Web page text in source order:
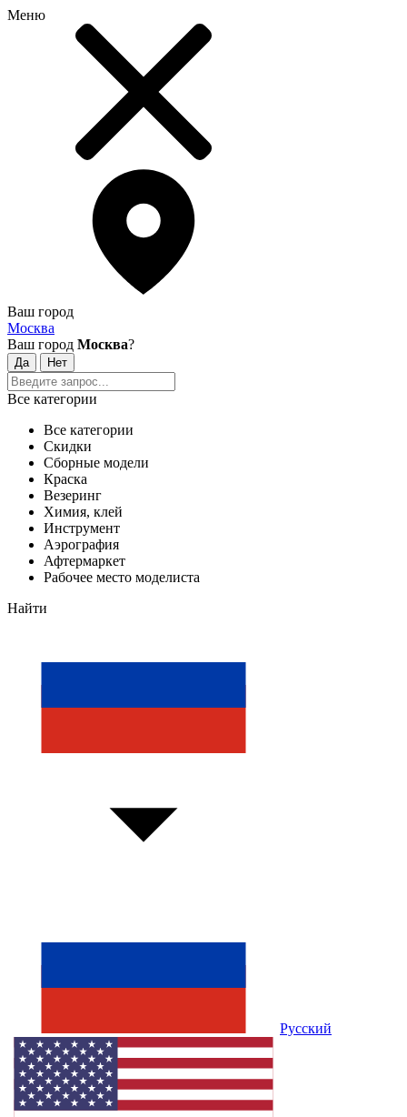
Меню
Ваш город
Москва
Ваш город Москва?
Все категории
Все категории
Скидки
Сборные модели
Краска
Везеринг
Химия, клей
Инструмент
Аэрография
Афтермаркет
Рабочее место моделиста
Найти
Русский